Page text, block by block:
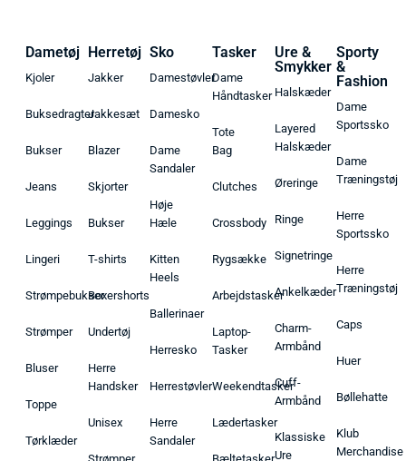
Dametøj
Kjoler
Buksedragter
Bukser
Jeans
Leggings
Lingeri
Strømpebukser
Strømper
Bluser
Toppe
Tørklæder
Herretøj
Jakker
Jakkesæt
Blazer
Skjorter
Bukser
T-shirts
Boxershorts
Undertøj
Herre
Handsker
Unisex
Sko
Damestøvler
Damesko
Dame
Sandaler
Høje
Hæle
Kitten
Heels
Ballerinaer
Herresko
Herrestøvler
Herre
Sandaler
Tasker
Dame
Håndtasker
Tote
Bag
Clutches
Crossbody
Rygsække
Arbejdstasker
Laptop-
Tasker
Weekendtasker
Lædertasker
Ure &
Smykker
Halskæder
Layered
Halskæder
Øreringe
Ringe
Signetringe
Ankelkæder
Charm-
Armbånd
Cuff-
Armbånd
Klassiske
Ure
Sporty
&
Fashion
Dame
Sportssko
Dame
Træningstøj
Herre
Sportssko
Herre
Træningstøj
Caps
Huer
Bøllehatte
Klub
Merchandise